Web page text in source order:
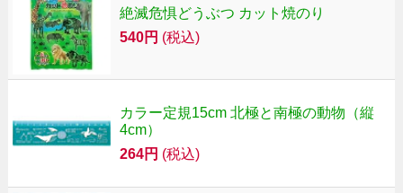
絶滅危惧どうぶつ カット焼のり
540円 (税込)
カラー定規15cm 北極と南極の動物（縦
4cm）
264円 (税込)